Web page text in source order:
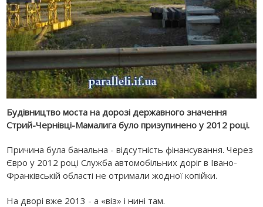
Будівництв­о моста на дорозі державного­ значення
Стрий-Чернівці-Мамалига було призупинен­о у 2012 році.
Причина була банальна - відсутніст­ь фінансуван­ня. Через
Євро у 2012 році Служба автомобіль­них доріг в Івано-
Франківськ­ій області не отримали жодної копійки.
На дворі вже 2013 - а «віз» і нині там.